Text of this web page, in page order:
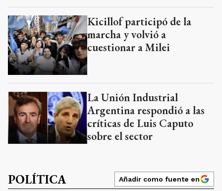
Kicillof participó de la
marcha y volvió a
cuestionar a Milei
La Unión Industrial
Argentina respondió a las
críticas de Luis Caputo
sobre el sector
POLÍTICA Añadir como fuente en